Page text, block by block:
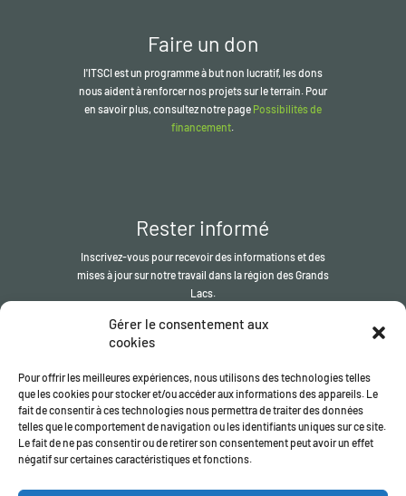
Gérer le consentement aux
cookies
Pour offrir les meilleures expériences, nous utilisons des technologies telles
que les cookies pour stocker et/ou accéder aux informations des appareils. Le
fait de consentir à ces technologies nous permettra de traiter des données
telles que le comportement de navigation ou les identifiants uniques sur ce site.
Le fait de ne pas consentir ou de retirer son consentement peut avoir un effet
négatif sur certaines caractéristiques et fonctions.
Faire un don
l'ITSCIest un programme à but non lucratif, les dons
nous aident à renforcer nos projets sur le terrain. Pour
en savoir plus, consultez notre page Possibilités de
financement.
Rester informé
Inscrivez-vous pour recevoir des informations et des
mises à jour sur notre travail dans la région des Grands
Lacs.
© L' ITSCI Organisation2026- le secrétariat du ITSCI programme